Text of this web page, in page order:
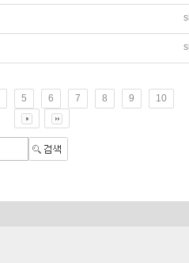
수익자부담경비 (유초중고 CCA, 현
(학교회계, 법인회계,학교발전기금)
5 6 7 8 9 10